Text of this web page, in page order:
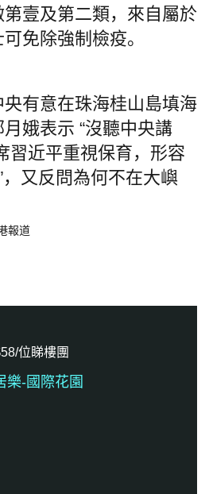
壹及第二類，來自屬於
免除強制檢疫。
有意在珠海桂山島填海
娥表示 “沒聽中央講
習近平重視保育，形容
，又反問為何不在大嶼
報道
位睇樓團
樂-國際花園